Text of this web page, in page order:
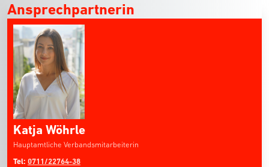
Ansprechpartnerin
Katja Wöhrle
Hauptamtliche Verbandsmitarbeiterin
Tel: 0711/22764-38